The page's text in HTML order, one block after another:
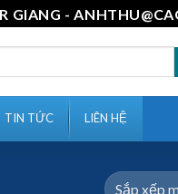
GIANG -
TIN TỨC LIÊN HỆ